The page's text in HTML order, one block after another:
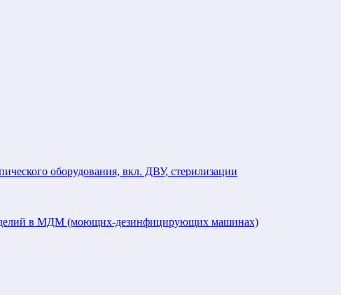
оборудования, вкл. ДВУ, стерилизации
в МДМ (моющих-дезинфицирующих машинах)